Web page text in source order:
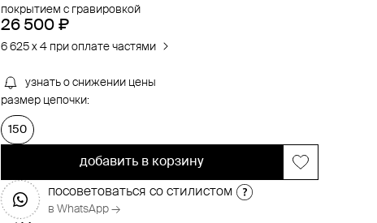
покрытием с гравировкой
26 500 ₽
6 625 x 4 при оплате частями
узнать о снижении цены
размер цепочки:
150
добавить в корзину
посоветоваться со стилистом
в WhatsApp →